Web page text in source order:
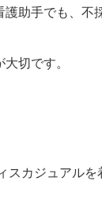
護助手でも、不
切です。
カジュアルを